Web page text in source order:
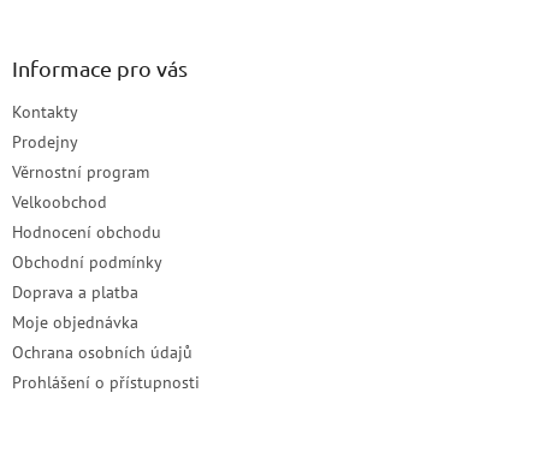
Informace pro vás
Kontakty
Prodejny
Věrnostní program
Velkoobchod
Hodnocení obchodu
Obchodní podmínky
Doprava a platba
Moje objednávka
Ochrana osobních údajů
Prohlášení o přístupnosti